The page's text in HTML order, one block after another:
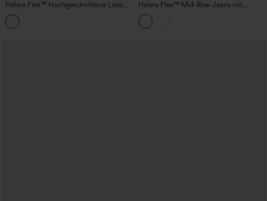
Halara Flex™ Hochgeschnittene Lässige
Ausgestellte Jeans mit Taschen
Halara Flex™ Mid-Rise-Jeans mit
weitem Bein im Washed-Look, lässig,
mit Taschen